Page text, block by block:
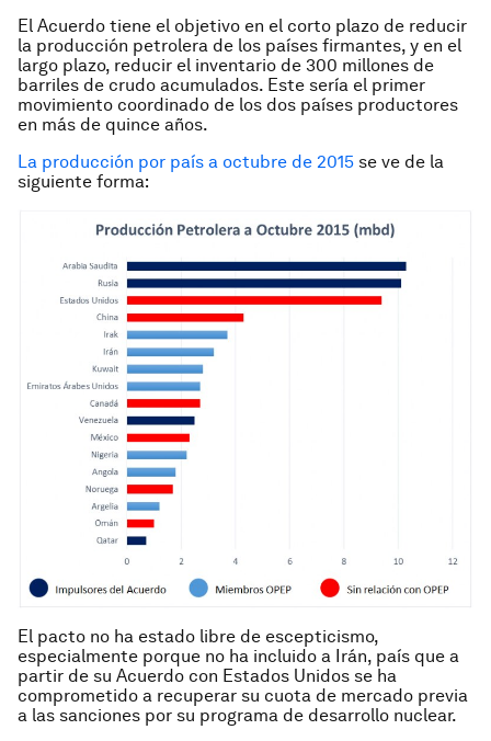
El Acuerdo tiene el objetivo en el corto plazo de reducir
la producción petrolera de los países firmantes, y en el
largo plazo, reducir el inventario de 300 millones de
barriles de crudo acumulados. Este sería el primer
movimiento coordinado de los dos países productores
en más de quince años.
La producción por país a octubre de 2015 se ve de la
siguiente forma:
El pacto no ha estado libre de escepticismo,
especialmente porque no ha incluido a Irán, país que a
partir de su Acuerdo con Estados Unidos se ha
comprometido a recuperar su cuota de mercado previa
a las sanciones por su programa de desarrollo nuclear.